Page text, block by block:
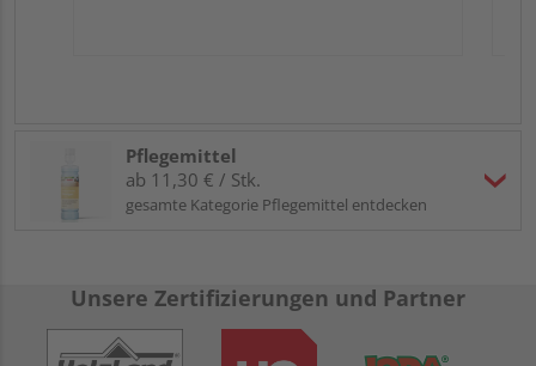
Pflegemittel
ab 11,30 € / Stk.
gesamte Kategorie Pflegemittel entdecken
Unsere Zertifizierungen und Partner